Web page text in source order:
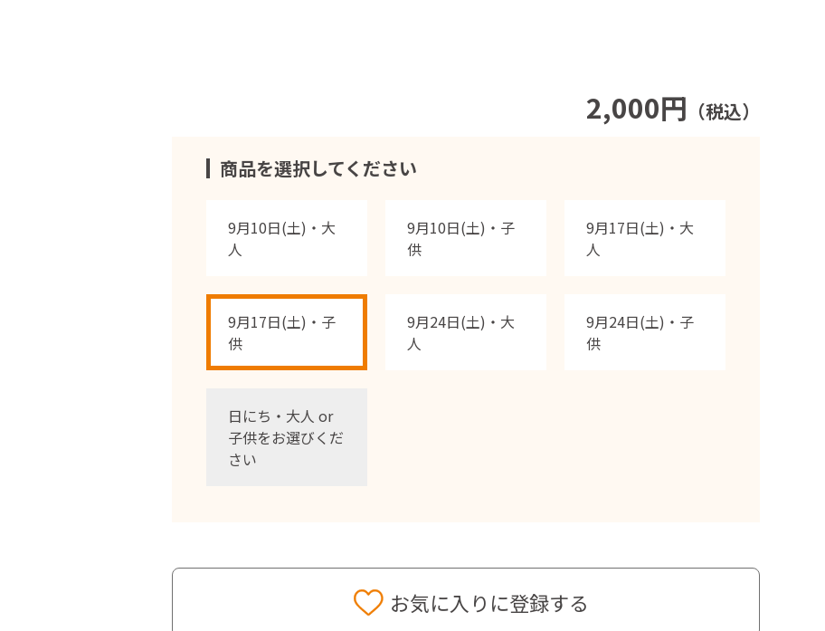
2,000円 （税込）
商品を選択してください
9月10日(土)・大
人
9月10日(土)・子
供
9月17日(土)・大
人
9月17日(土)・子
供
9月24日(土)・大
人
9月24日(土)・子
供
日にち・大人 or
子供をお選びくだ
さい
お気に入りに登録する